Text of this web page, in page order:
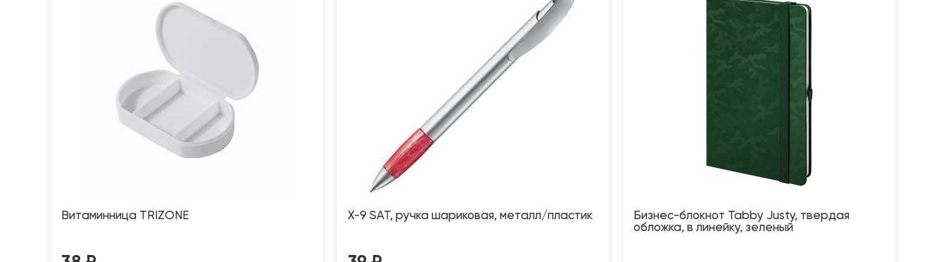
Витаминница TRIZONE X-9 SAT, ручка шариковая, металл/пластик
Бизнес-блокнот Tabby Justy, твердая
обложка, в линейку, зеленый